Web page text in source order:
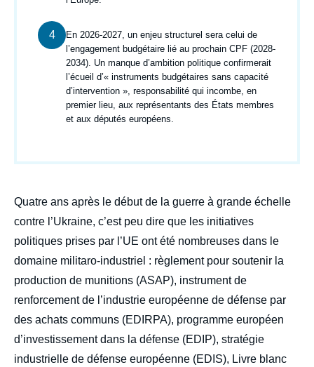
4
Texte
courant
En 2026-2027, un enjeu structurel sera celui de
l’engagement budgétaire lié au prochain CPF (2028-
2034). Un manque d’ambition politique confirmerait
l’écueil d’« instruments budgétaires sans capacité
d’intervention », responsabilité qui incombe, en
premier lieu, aux représentants des États membres
et aux députés européens.
body
Quatre ans après le début de la guerre à grande échelle
contre l’Ukraine, c’est peu dire que les initiatives
politiques prises par l’UE ont été nombreuses dans le
domaine militaro-industriel : règlement pour soutenir la
production de munitions (ASAP), instrument de
renforcement de l’industrie européenne de défense par
des achats communs (EDIRPA), programme européen
d’investissement dans la défense (EDIP), stratégie
industrielle de défense européenne (EDIS), Livre blanc